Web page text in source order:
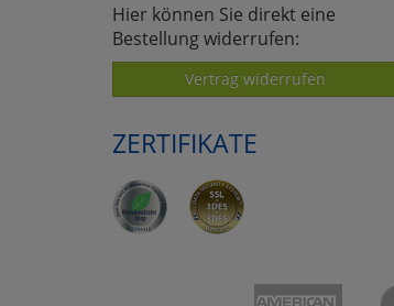
Hier können Sie direkt eine
Bestellung widerrufen:
Vertrag widerrufen
ZERTIFIKATE